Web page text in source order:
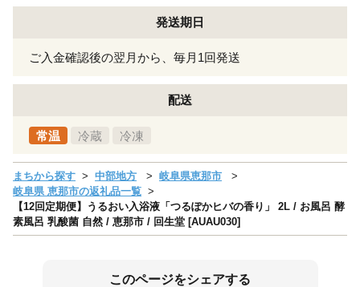
発送期日
ご入金確認後の翌月から、毎月1回発送
配送
常温 冷蔵 冷凍
まちから探す 中部地方
岐阜県恵那市
岐阜県 恵那市の返礼品一覧
【12回定期便】うるおい入浴液「つるぽかヒバの香り」 2L / お風呂 酵
素風呂 乳酸菌 自然 / 恵那市 / 回生堂 [AUAU030]
このページをシェアする